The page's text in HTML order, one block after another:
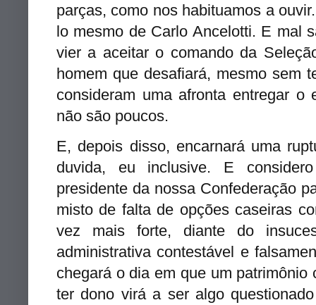
parças, como nos habituamos a
lo mesmo de Carlo Ancelotti. E mal
vier a aceitar o comando da
homem que desafiará, mesmo sem
consideram uma afronta entregar
não são poucos.
E, depois disso, encarnará uma
duvida, eu inclusive. E
presidente da nossa Confederação
misto de falta de opções caseiras
vez mais forte, diante do
administrativa contestável e
chegará o dia em que um
ter dono virá a ser algo